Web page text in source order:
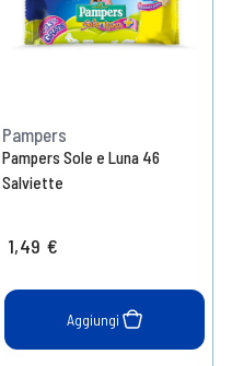
Pampers
Pampers Sole e Luna 46
Salviette
1,49 €
Aggiungi